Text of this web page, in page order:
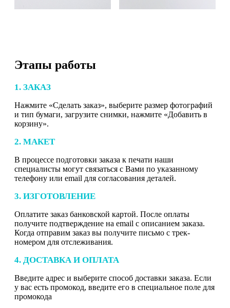
Этапы работы
1. ЗАКАЗ
Нажмите «Сделать заказ», выберите размер фотографий
и тип бумаги, загрузите снимки, нажмите «Добавить в
корзину».
2. МАКЕТ
В процессе подготовки заказа к печати наши
специалисты могут связаться с Вами по указанному
телефону или email для согласования деталей.
3. ИЗГОТОВЛЕНИЕ
Оплатите заказ банковской картой. После оплаты
получите подтверждение на email с описанием заказа.
Когда отправим заказ вы получите письмо с трек-
номером для отслеживания.
4. ДОСТАВКА И ОПЛАТА
Введите адрес и выберите способ доставки заказа. Если
у вас есть промокод, введите его в специальное поле для
промокода